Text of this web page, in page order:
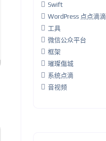
Swift
WordPress 点点滴滴
工具
微信公众平台
框架
璀璨傷城
系统点滴
音视频